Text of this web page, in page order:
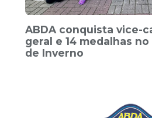
ABDA conquista vice-
geral e 14 medalhas
de Inverno